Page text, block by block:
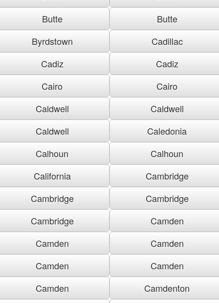
Butte
Butte
Byrdstown
Cadillac
Cadiz
Cadiz
Cairo
Cairo
Caldwell
Caldwell
Caldwell
Caledonia
Calhoun
Calhoun
California
Cambridge
Cambridge
Cambridge
Cambridge
Camden
Camden
Camden
Camden
Camden
Camden
Camdenton